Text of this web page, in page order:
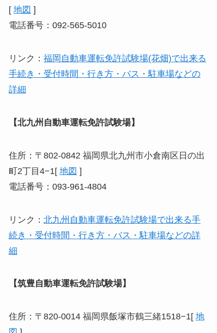
[ 地図 ]
電話番号：092-565-5010
リンク： 福岡自動車運転免許試験場(花畑)で出来る
手続き・受付時間・行き方・バス・駐車場などの
詳細
【北九州自動車運転免許試験場】
住所：〒802-0842 福岡県北九州市小倉南区日の出
町2丁目4−1[ 地図 ]
電話番号：093-961-4804
リンク： 北九州自動車運転免許試験場で出来る手
続き・受付時間・行き方・バス・駐車場などの詳
細
【筑豊自動車運転免許試験場】
住所：〒820-0014 福岡県飯塚市鶴三緒1518−1[ 地